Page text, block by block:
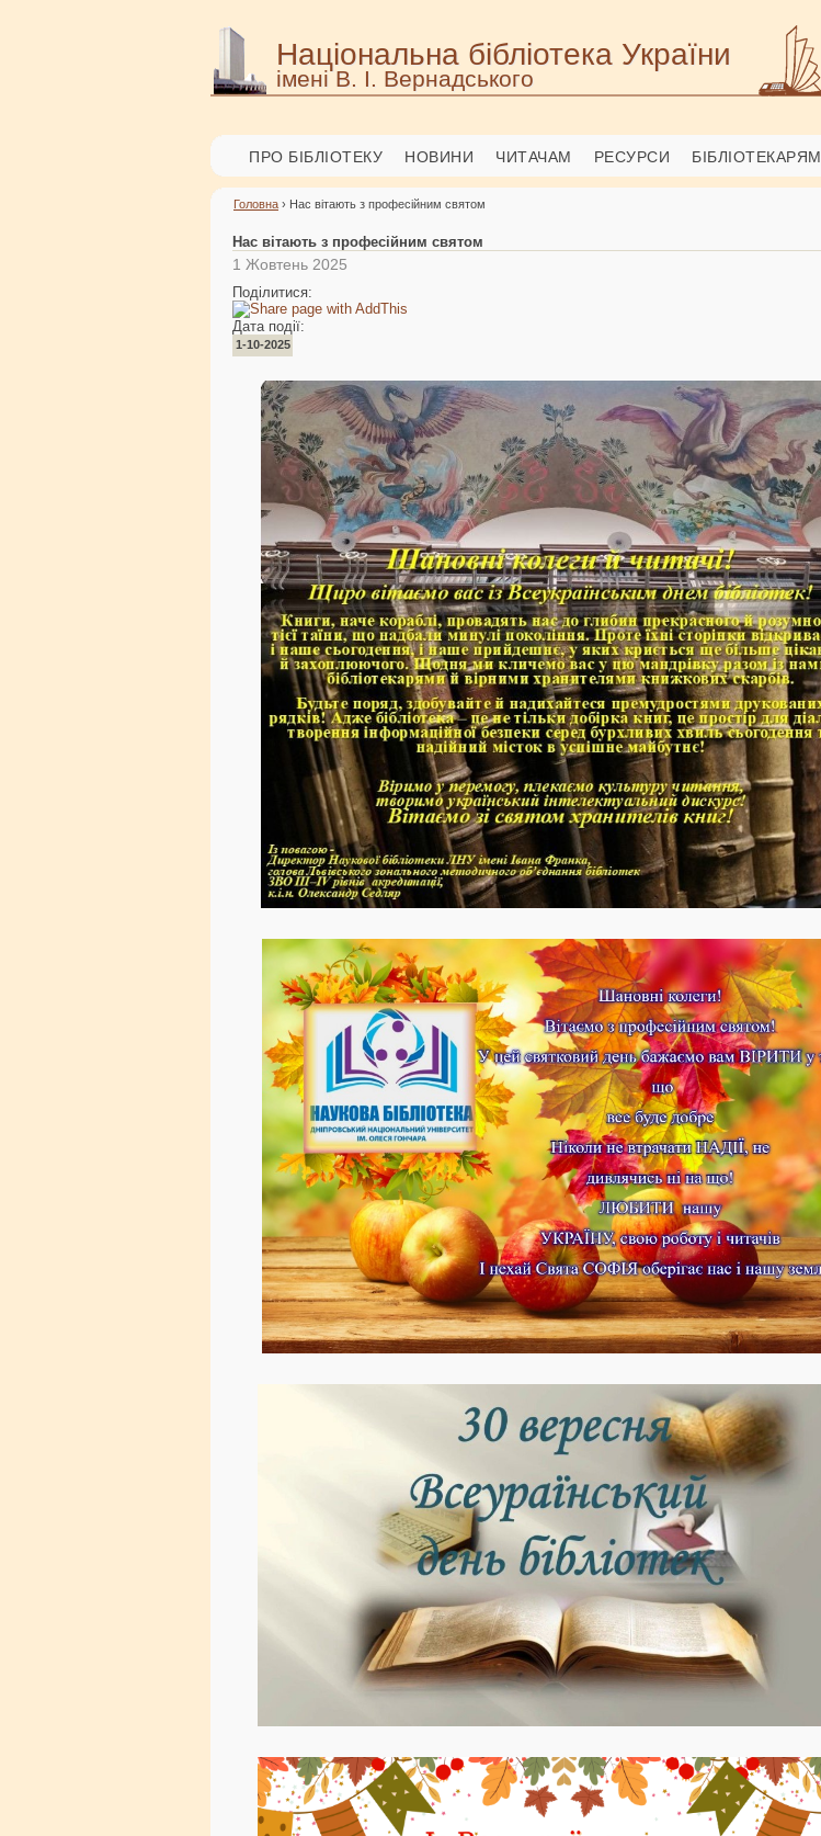
Національна бібліотека України
імені В. І. Вернадського
ПРО БІБЛІОТЕКУ НОВИНИ ЧИТАЧАМ РЕСУРСИ БІБЛІОТЕКАРЯМ
Головна › Нас вітають з професійним святом
Нас вітають з професійним святом
1 Жовтень 2025
Поділитися:
Дата події:
1-10-2025